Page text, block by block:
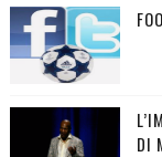
DI